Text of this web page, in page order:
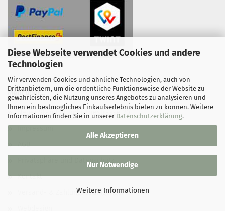
Diese Webseite verwendet Cookies und andere
Technologien
Wir verwenden Cookies und ähnliche Technologien, auch von
Drittanbietern, um die ordentliche Funktionsweise der Website zu
gewährleisten, die Nutzung unseres Angebotes zu analysieren und
Ihnen ein bestmögliches Einkaufserlebnis bieten zu können. Weitere
Informationen finden Sie in unserer Datenschutzerklärung.
Alle Akzeptieren
Nur Notwendige
Weitere Informationen
Mehr über...
Neuer Standort Industriestrasse 20
AGB
Privatsphäre und Datenschutz
Kontakt
Versand- & Zahlungsbedingungen